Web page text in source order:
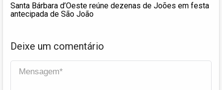
Santa Bárbara d’Oeste reúne dezenas de Joões em festa
antecipada de São João
Deixe um comentário